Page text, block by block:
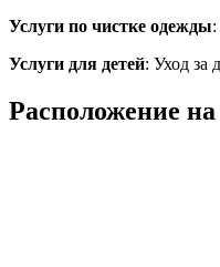
Услуги по чистке одежды
Услуги для детей: Уход за
Расположение на